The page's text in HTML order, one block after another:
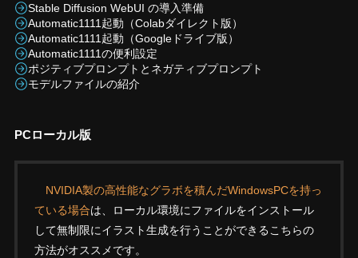
Stable Diffusion WebUI の導入準備
Automatic1111起動（Colabダイレクト版）
Automatic1111起動（Googleドライブ版）
Automatic1111の便利設定
ポジティブプロンプトとネガティブプロンプト
モデルファイルの紹介
PCローカル版
NVIDIA製の高性能なグラボを積んだWindowsPCを持っ
ている場合は、ローカル環境にファイルをインストール
して無制限にイラスト生成を行うことができるこちらの
方法がオススメです。